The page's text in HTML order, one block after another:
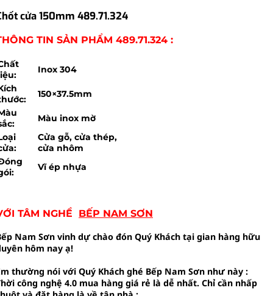
cửa 150mm 489.71.324
TIN SẢN PHẨM 489.71.324 :
Inox 304
150×37.5mm
Màu inox mờ
Cửa gỗ, cửa thép,
cửa nhôm
Vĩ ép nhựa
TÂM NGHỀ BẾP NAM SƠN
Nam Sơn vinh dự chào đón Quý Khách tại gian hàng hữu
hôm nay ạ!
thường nói với Quý Khách ghé Bếp Nam Sơn như này :
công nghệ 4.0 mua hàng giá rẻ là dễ nhất. Chỉ cần nhấp